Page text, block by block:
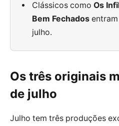
Clássicos comoOs
Bem Fechados
julho.
Os três originais
de julho
Julho tem três produções